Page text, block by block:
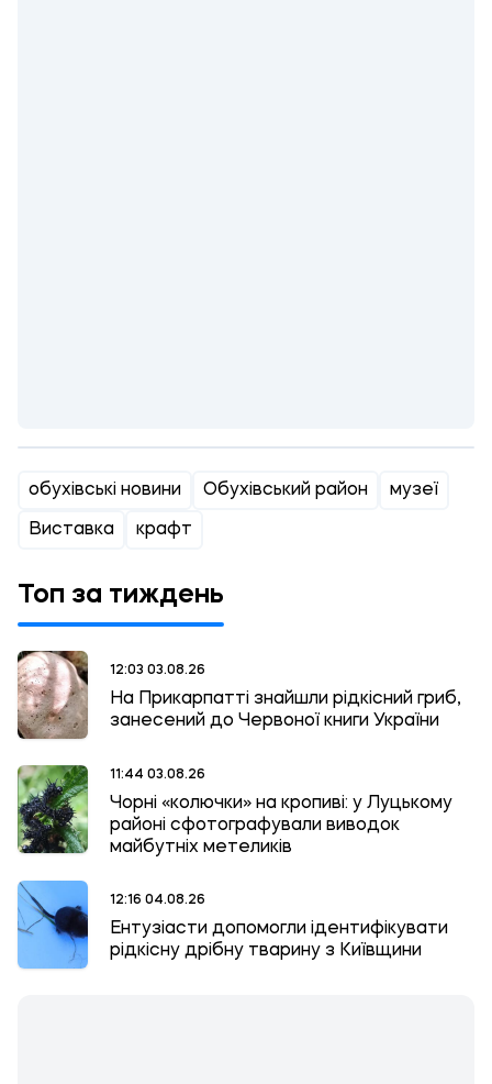
обухівські новини Обухівський район музеї
Виставка крафт
Топ за тиждень
12:03 03.08.26
На Прикарпатті знайшли рідкісний гриб,
занесений до Червоної книги України
11:44 03.08.26
Чорні «колючки» на кропиві: у Луцькому
районі сфотографували виводок
майбутніх метеликів
12:16 04.08.26
Ентузіасти допомогли ідентифікувати
рідкісну дрібну тварину з Київщини